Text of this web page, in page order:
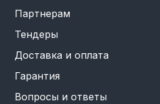
Партнерам
Тендеры
Доставка и оплата
Гарантия
Вопросы и ответы